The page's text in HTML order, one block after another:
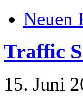
Neuen
Traffic
15. Juni